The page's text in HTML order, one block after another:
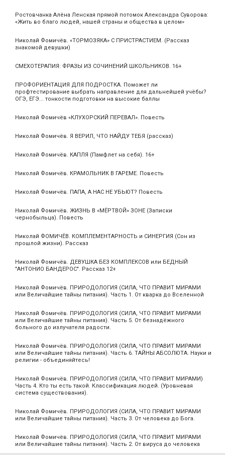
Ростовчанка Алёна Ленская прямой потомок Александра Суворова:
«Жить во благо людей, нашей страны и общества в целом»
Николай Фомичёв. «ТОРМОЗЯКА» С ПРИСТРАСТИЕМ. (Рассказ
знакомой девушки)
СМЕХОТЕРАПИЯ: ФРАЗЫ ИЗ СОЧИНЕНИЙ ШКОЛЬНИКОВ. 16+
ПРОФОРИЕНТАЦИЯ ДЛЯ ПОДРОСТКА. Поможет ли
профтестирование выбрать направление для дальнейшей учёбы?
ОГЭ, ЕГЭ... тонкости подготовки на высокие баллы
Николай Фомичёв «КЛУХОРСКИЙ ПЕРЕВАЛ». Повесть
Николай Фомичёв. Я ВЕРИЛ, ЧТО НАЙДУ ТЕБЯ (рассказ)
Николай Фомичёв. КАПЛЯ (Памфлет на себя). 16+
Николай Фомичёв. КРАМОЛЬНИК В ГАРЕМЕ. Повесть
Николай Фомичёв. ПАПА, А НАС НЕ УБЬЮТ? Повесть
Николай Фомичёв. ЖИЗНЬ В «МЁРТВОЙ» ЗОНЕ (Записки
чернобыльца). Повесть
Николай ФОМИЧЁВ. КОМПЛЕМЕНТАРНОСТЬ и СИНЕРГИЯ (Сон из
прошлой жизни). Рассказ
Николай Фомичёв. ДЕВУШКА БЕЗ КОМПЛЕКСОВ или БЕДНЫЙ
"АНТОНИО БАНДЕРОС". Рассказ 12+
Николай Фомичёв. ПРИРОДОЛОГИЯ (СИЛА, ЧТО ПРАВИТ МИРАМИ
или Величайшие тайны питания). Часть 1. От кварка до Вселенной
Николай Фомичёв. ПРИРОДОЛОГИЯ (СИЛА, ЧТО ПРАВИТ МИРАМИ
или Величайшие тайны питания). Часть 5. От безнадёжного
больного до излучателя радости.
Николай Фомичёв. ПРИРОДОЛОГИЯ (СИЛА, ЧТО ПРАВИТ МИРАМИ
или Величайшие тайны питания). Часть 6. ТАЙНЫ АБСОЛЮТА. Науки и
религии - объединяйтесь!
Николай Фомичёв. ПРИРОДОЛОГИЯ (СИЛА, ЧТО ПРАВИТ МИРАМИ)
Часть 4. Кто ты есть такой. Классификация людей. (Уровневая
система существования).
Николай Фомичёв. ПРИРОДОЛОГИЯ (СИЛА, ЧТО ПРАВИТ МИРАМИ
или Величайшие тайны питания). Часть 3. От человека до Бога.
Николай Фомичёв. ПРИРОДОЛОГИЯ (СИЛА, ЧТО ПРАВИТ МИРАМИ
или Величайшие тайны питания). Часть 2. От вируса до человека